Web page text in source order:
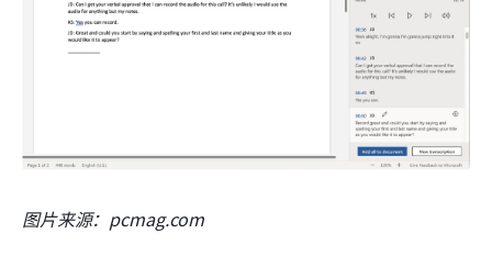
图片来源：pcmag.com